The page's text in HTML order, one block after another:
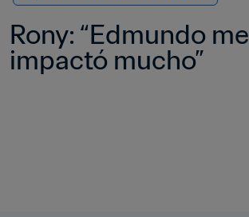
Rony: “Edmundo me
impactó mucho”